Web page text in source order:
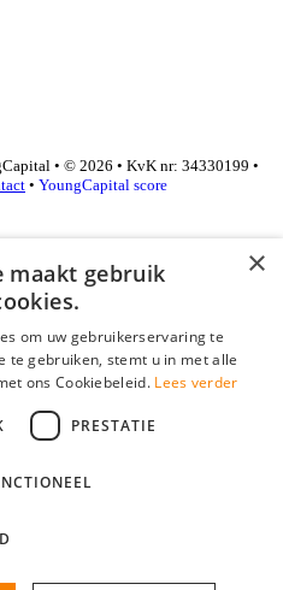
• © 2026 • KvK nr: 34330199 •
• YoungCapital score
×
maakt gebruik
om uw gebruikerservaring te
te gebruiken, stemt u in met alle
ons Cookiebeleid. Lees verder
PRESTATIE